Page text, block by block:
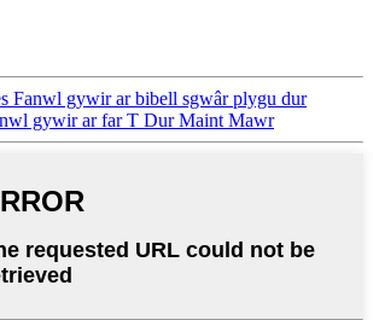
Fanwl gywir ar bibell sgwâr plygu dur
gywir ar far T Dur Maint Mawr